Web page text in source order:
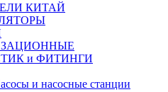
КИТАЙ
и ФИТИНГИ
и насосные станции